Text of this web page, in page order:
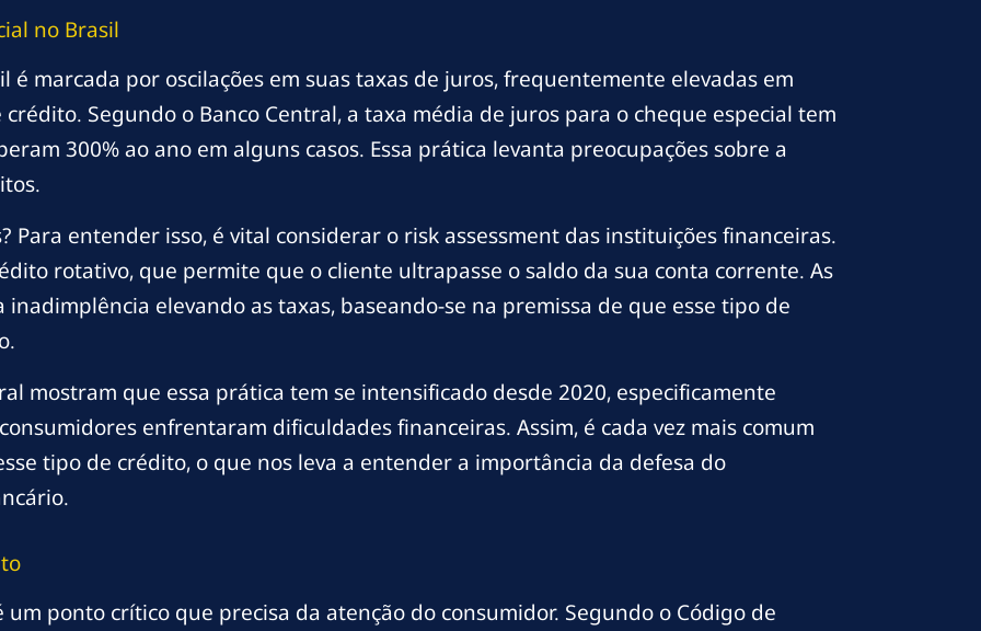
no Brasil
é marcada por oscilações em suas taxas de juros, frequentemente elevadas em
Segundo o Banco Central, a taxa média de juros para o cheque especial tem
300% ao ano em alguns casos. Essa prática levanta preocupações sobre a
Para entender isso, é vital considerar o risk assessment das instituições financeiras.
rotativo, que permite que o cliente ultrapasse o saldo da sua conta corrente. As
elevando as taxas, baseando-se na premissa de que esse tipo de
mostram que essa prática tem se intensificado desde 2020, especificamente
enfrentaram dificuldades financeiras. Assim, é cada vez mais comum
tipo de crédito, o que nos leva a entender a importância da defesa do
ponto crítico que precisa da atenção do consumidor. Segundo o Código de